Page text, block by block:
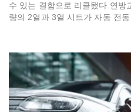
수 있는 결함으로 리콜됐다.연방
량의 2열과 3열 시트가 자동 전